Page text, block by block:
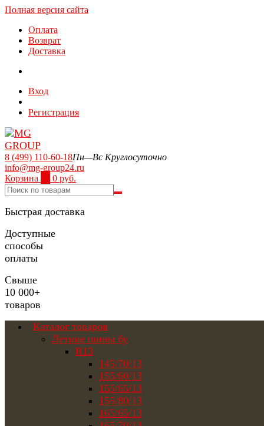
Полная версия сайта
Оплата
Возврат
Доставка
Вход
Регистрация
8 (499) 110-60-18Пн—Вс Круглосуточно
info@mg-group24.ru
Корзина
0 руб.
Быстрая доставка
Доступные
способы
оплаты
Свыше
10 000+
товаров
Каталог товаров
Летние шины бу
R13
145/70/13
155/60/13
155/65/13
155/80/13
165/65/13